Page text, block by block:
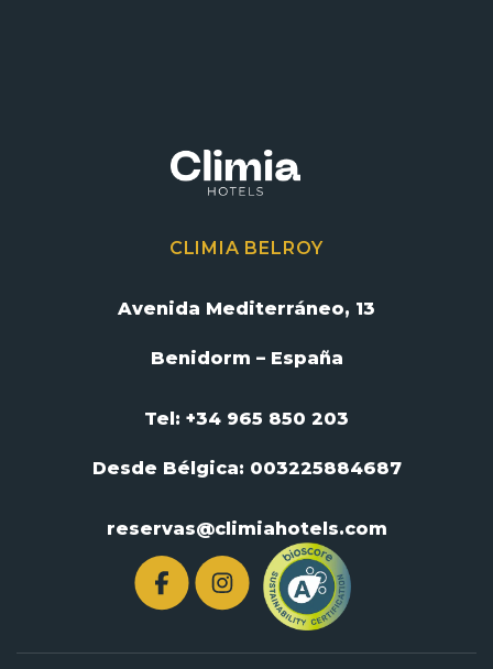
CLIMIA BELROY
Avenida Mediterráneo, 13
Benidorm – España
Tel: +34 965 850 203
Desde Bélgica: 003225884687
reservas@climiahotels.com